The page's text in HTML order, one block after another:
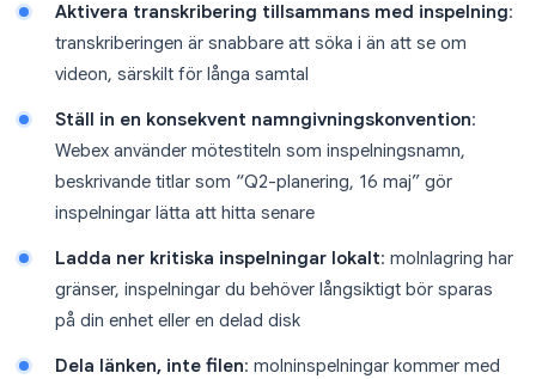
Aktivera transkribering tillsammans med inspelning:
transkriberingen är snabbare att söka i än att se om
videon, särskilt för långa samtal
Ställ in en konsekvent namngivningskonvention:
Webex använder mötestiteln som inspelningsnamn,
beskrivande titlar som “Q2-planering, 16 maj” gör
inspelningar lätta att hitta senare
Ladda ner kritiska inspelningar lokalt: molnlagring har
gränser, inspelningar du behöver långsiktigt bör sparas
på din enhet eller en delad disk
Dela länken, inte filen: molninspelningar kommer med